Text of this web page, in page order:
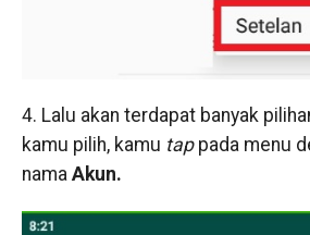
4. Lalu akan terdapat banyak
kamu pilih, kamu tap pada menu
nama Akun.